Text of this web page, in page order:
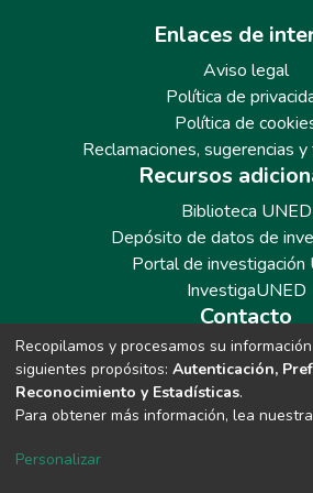
Enlaces de
Aviso legal
Política de
Política de
Reclamaciones, sugerencias
Recursos
Biblioteca UNED
Depósito de datos de
Portal de investigación
InvestigaUNED
Contacto
Teléfono: 913986562 / 6643
Correo:
Recopilamos y procesamos su
siguientes propósitos: Autenticación,
Reconocimiento y Estadísticas.
Para obtener más información, lea nuestra
Personalizar